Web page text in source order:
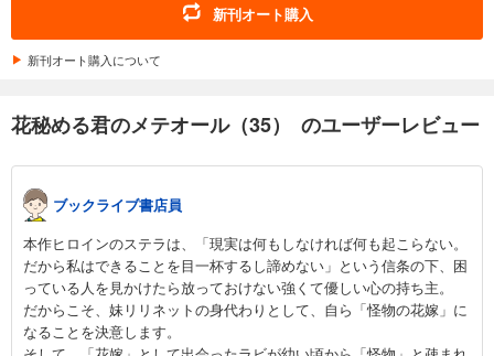
新刊オート購入
新刊オート購入について
花秘める君のメテオール（35） のユーザーレビュー
ブックライブ書店員
本作ヒロインのステラは、「現実は何もしなければ何も起こらない。
だから私はできることを目一杯するし諦めない」という信条の下、困
っている人を見かけたら放っておけない強くて優しい心の持ち主。
だからこそ、妹リリネットの身代わりとして、自ら「怪物の花嫁」に
なることを決意します。